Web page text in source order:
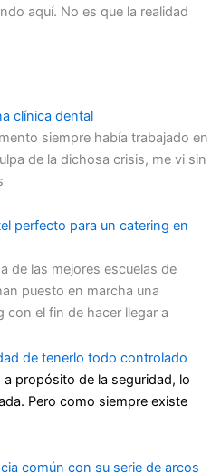
aquí. No es que la realidad
clínica dental
siempre había trabajado en
de la dichosa crisis, me vi sin
perfecto para un catering en
de las mejores escuelas de
puesto en marcha una
con el fin de hacer llegar a
de tenerlo todo controlado
propósito de la seguridad, lo
Pero como siempre existe
común con su serie de arcos